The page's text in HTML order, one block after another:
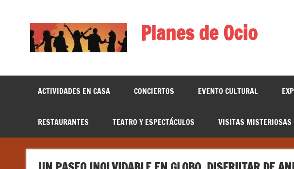
Planes de Ocio
ACTIVIDADES EN CASA CONCIERTOS EVENTO CULTURAL
RESTAURANTES TEATRO Y ESPECTÁCULOS VISITAS MISTERIOSAS